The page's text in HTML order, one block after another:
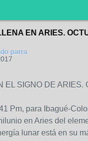
EN ARIES.
parra
EL SIGNO DE ARIES.
Pm, para Ibagué-
en Aries del
lunar está en su